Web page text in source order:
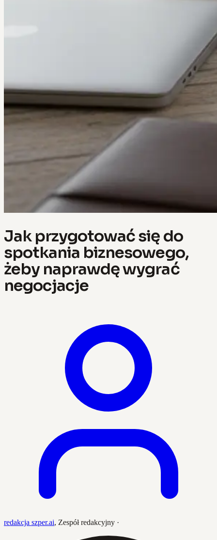
Jak przygotować się do
spotkania biznesowego,
żeby naprawdę wygrać
negocjacje
redakcja szper.ai, Zespół redakcyjny ·